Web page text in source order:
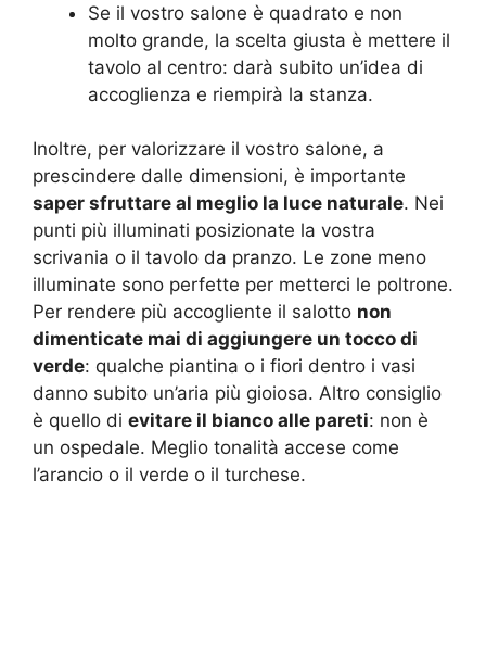
Se il vostro salone è quadrato e non
molto grande, la scelta giusta è mettere il
tavolo al centro: darà subito un’idea di
accoglienza e riempirà la stanza.
Inoltre, per valorizzare il vostro salone, a
prescindere dalle dimensioni, è importante
saper sfruttare al meglio la luce naturale. Nei
punti più illuminati posizionate la vostra
scrivania o il tavolo da pranzo. Le zone meno
illuminate sono perfette per metterci le poltrone.
Per rendere più accogliente il salotto non
dimenticate mai di aggiungere un tocco di
verde: qualche piantina o i fiori dentro i vasi
danno subito un’aria più gioiosa. Altro consiglio
è quello di evitare il bianco alle pareti: non è
un ospedale. Meglio tonalità accese come
l’arancio o il verde o il turchese.